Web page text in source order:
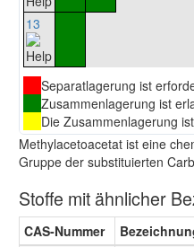
13
Separatlagerung ist
Zusammenlagerung ist
Die Zusammenlagerung
Methylacetoacetat ist eine
Gruppe der substituierten
Stoffe mit ähnlicher
CAS-Nummer